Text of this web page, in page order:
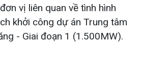
vị liên quan về tình hình
khởi công dự án Trung tâm
- Giai đoạn 1 (1.500MW).